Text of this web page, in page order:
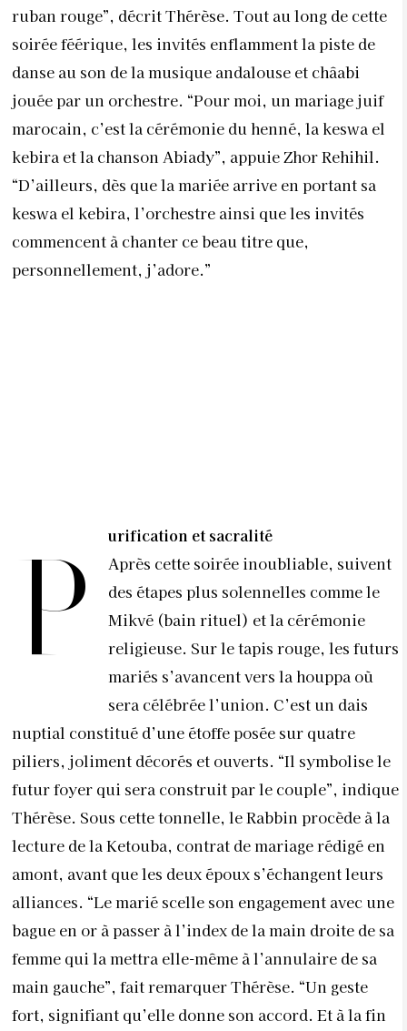
ruban rouge”, décrit Thérèse. Tout au long de cette
soirée féérique, les invités enflamment la piste de
danse au son de la musique andalouse et châabi
jouée par un orchestre. “Pour moi, un mariage juif
marocain, c’est la cérémonie du henné, la keswa el
kebira et la chanson Abiady”, appuie Zhor Rehihil.
“D’ailleurs, dès que la mariée arrive en portant sa
keswa el kebira, l’orchestre ainsi que les invités
commencent à chanter ce beau titre que,
personnellement, j’adore.”
P
urification et sacralité
Après cette soirée inoubliable, suivent
des étapes plus solennelles comme le
Mikvé (bain rituel) et la cérémonie
religieuse. Sur le tapis rouge, les futurs
mariés s’avancent vers la houppa où
sera célébrée l’union. C’est un dais
nuptial constitué d’une étoffe posée sur quatre
piliers, joliment décorés et ouverts. “Il symbolise le
futur foyer qui sera construit par le couple”, indique
Thérèse. Sous cette tonnelle, le Rabbin procède à la
lecture de la Ketouba, contrat de mariage rédigé en
amont, avant que les deux époux s’échangent leurs
alliances. “Le marié scelle son engagement avec une
bague en or à passer à l’index de la main droite de sa
femme qui la mettra elle-même à l’annulaire de sa
main gauche”, fait remarquer Thérèse. “Un geste
fort, signifiant qu’elle donne son accord. Et à la fin